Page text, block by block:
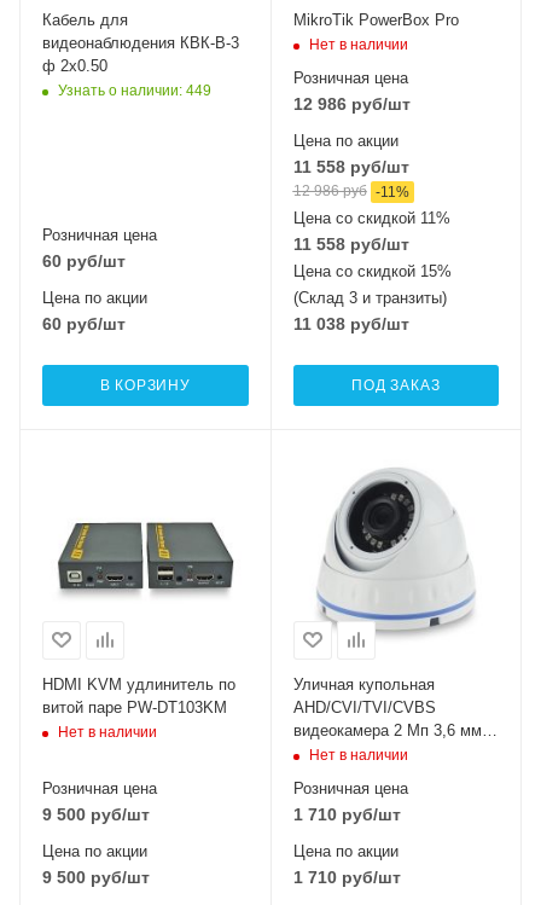
Кабель для
видеонаблюдения КВК-В-3
ф 2х0.50
Узнать о наличии: 449
Розничная цена
60 руб/шт
Цена по акции
60 руб/шт
В КОРЗИНУ
MikroTik PowerBox Pro
Нет в наличии
Розничная цена
12 986руб/шт
Цена по акции
11 558руб/шт
12 986руб -11%
Цена со скидкой 11%
11 558руб/шт
Цена со скидкой 15%
(Склад 3 и транзиты)
11 038руб/шт
ПОД ЗАКАЗ
HDMI KVM удлинитель по
витой паре PW-DT103KM
Нет в наличии
Розничная цена
9 500 руб/шт
Цена по акции
9 500 руб/шт
Уличная купольная
AHD/CVI/TVI/CVBS
видеокамера 2 Мп 3,6 мм
LIRDNHTC200FSL
Нет в наличии
Розничная цена
1 710руб/шт
Цена по акции
1 710руб/шт